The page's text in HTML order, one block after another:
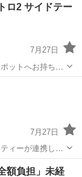
ロ2 サイドテー
7月27日
トへお持ち込
、こども用品、
料でまとめて持
7月27日
るものをリユー
額負担」未経